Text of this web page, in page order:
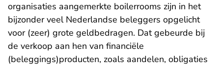
organisaties aangemerkte boilerrooms zijn in het
bijzonder veel Nederlandse beleggers opgelicht
voor (zeer) grote geldbedragen. Dat gebeurde bij
de verkoop aan hen van financiële
(beleggings)producten, zoals aandelen, obligaties